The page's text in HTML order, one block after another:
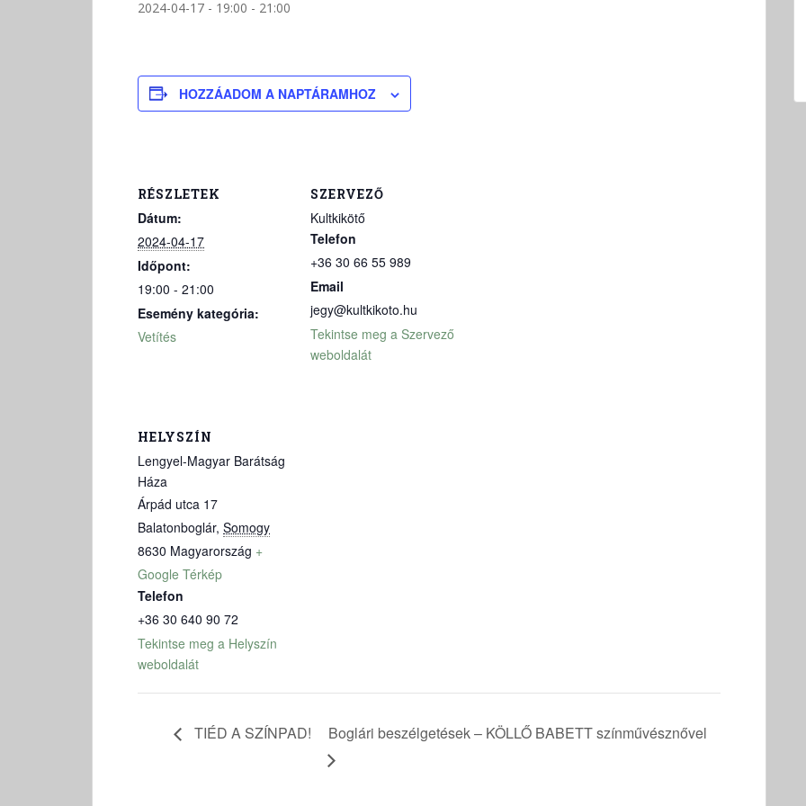
2024-04-17 - 19:00 - 21:00
HOZZÁADOM A NAPTÁRAMHOZ
RÉSZLETEK
Dátum:
2024-04-17
Időpont:
19:00 - 21:00
Esemény kategória:
Vetítés
SZERVEZŐ
Kultkikötő
Telefon
+36 30 66 55 989
Email
jegy@kultkikoto.hu
Tekintse meg a Szervező
weboldalát
HELYSZÍN
Lengyel-Magyar Barátság
Háza
Árpád utca 17
Balatonboglár, Somogy
8630 Magyarország +
Google Térkép
Telefon
+36 30 640 90 72
Tekintse meg a Helyszín
weboldalát
TIÉD A SZÍNPAD! Boglári beszélgetések – KÖLLŐ BABETT színművésznővel